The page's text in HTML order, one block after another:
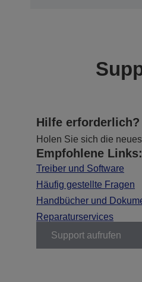
Hilfe erforderlich?
Holen Sie sich die
Empfohlene Links:
Treiber und Software
Häufig gestellte Fragen
Handbücher und
Reparaturservices
Support aufrufen